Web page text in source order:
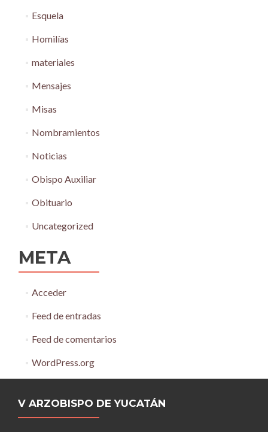
Esquela
Homilías
materiales
Mensajes
Misas
Nombramientos
Noticias
Obispo Auxiliar
Obituario
Uncategorized
META
Acceder
Feed de entradas
Feed de comentarios
WordPress.org
V ARZOBISPO DE YUCATÁN